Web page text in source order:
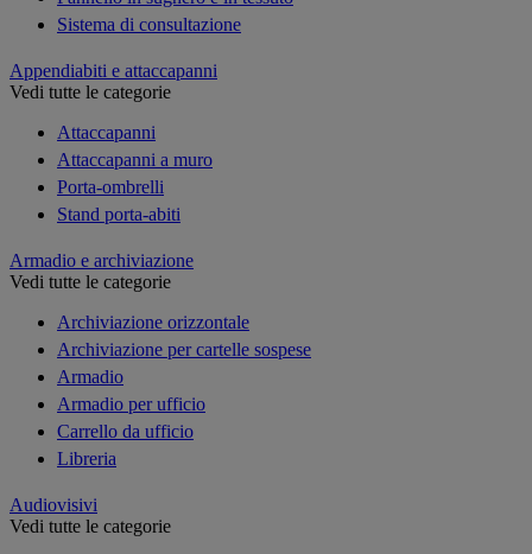
Sistema di consultazione
Appendiabiti e attaccapanni
Vedi tutte le categorie
Attaccapanni
Attaccapanni a muro
Porta-ombrelli
Stand porta-abiti
Armadio e archiviazione
Vedi tutte le categorie
Archiviazione orizzontale
Archiviazione per cartelle sospese
Armadio
Armadio per ufficio
Carrello da ufficio
Libreria
Audiovisivi
Vedi tutte le categorie